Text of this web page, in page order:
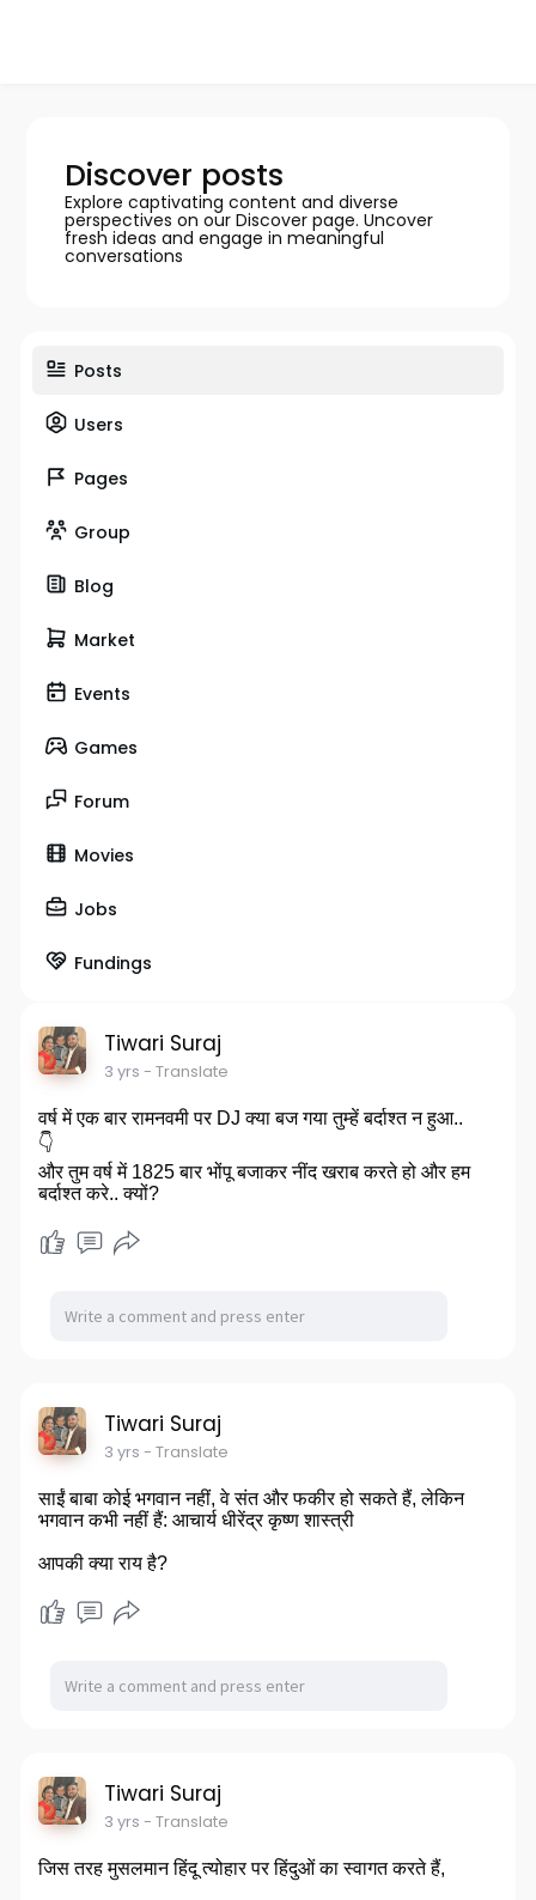
Discover posts
Explore captivating content and diverse
perspectives on our Discover page. Uncover
fresh ideas and engage in meaningful
conversations
Posts
Users
Pages
Group
Blog
Market
Events
Games
Forum
Movies
Jobs
Fundings
Tiwari Suraj
3 yrs - Translate
वर्ष में एक बार रामनवमी पर DJ क्या बज गया तुम्हें बर्दाश्त न हुआ..
👇
और तुम वर्ष में 1825 बार भोंपू बजाकर नींद खराब करते हो और हम
बर्दाश्त करे.. क्यों?
Tiwari Suraj
3 yrs - Translate
साईं बाबा कोई भगवान नहीं, वे संत और फकीर हो सकते हैं, लेकिन
भगवान कभी नहीं हैं: आचार्य धीरेंद्र कृष्ण शास्त्री
आपकी क्या राय है?
Tiwari Suraj
3 yrs - Translate
जिस तरह मुसलमान हिंदू त्योहार पर हिंदुओं का स्वागत करते हैं,